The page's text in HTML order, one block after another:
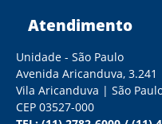
Atendimento
Unidade - São Paulo
Avenida Aricanduva, 3.241
Vila Aricanduva | São
CEP 03527-000